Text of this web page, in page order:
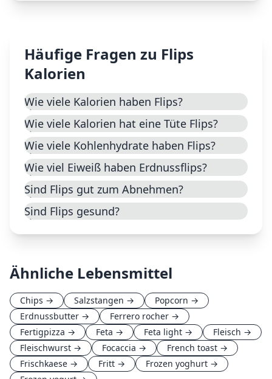
Häufige Fragen zu Flips
Kalorien
Wie viele Kalorien haben Flips?
Wie viele Kalorien hat eine Tüte Flips?
Wie viele Kohlenhydrate haben Flips?
Wie viel Eiweiß haben Erdnussflips?
Sind Flips gut zum Abnehmen?
Sind Flips gesund?
Ähnliche Lebensmittel
Chips → Salzstangen → Popcorn →
Erdnussbutter → Ferrero rocher →
Fertigpizza → Feta → Feta light → Fleisch →
Fleischwurst → Focaccia → French toast →
Frischkaese → Fritt → Frozen yoghurt →